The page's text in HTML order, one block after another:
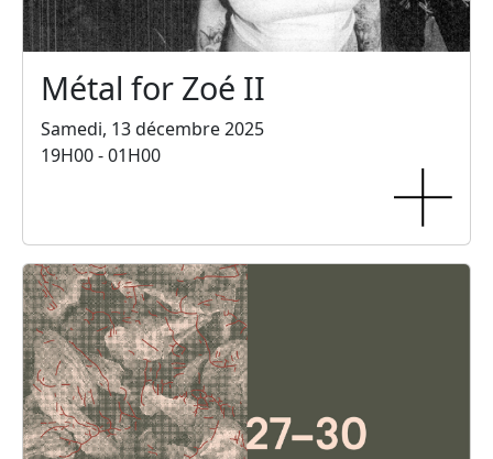
Métal for Zoé II
Samedi, 13 décembre 2025
19H00 - 01H00